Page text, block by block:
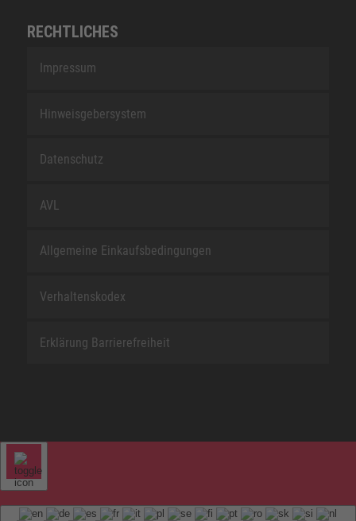
RECHTLICHES
Impressum
Hinweisgebersystem
Datenschutz
AVL
Allgemeine Einkaufsbedingungen
Verhaltenskodex
Erklärung Barrierefreiheit